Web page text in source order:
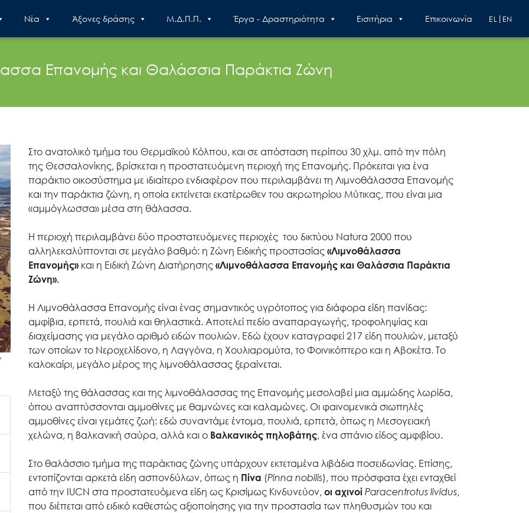
Nέα Άξονες δράσης Μ.Δ.Π.Π. Έργα - Δραστηριότητα Εισιτήρια Επικοινωνία EN
EL
Search
for:
Ο.ΦΥ.ΠΕ.Κ.Α.
Νέα – Δημοσιότητα
Άξονες δράσης
Επανομής και Θαλάσσια Παράκτια Ζώνη
Στο ανατολικό τμήμα του Θερμαϊκού Κόλπου, και σε απόσταση περίπου 30 χλμ. από την πόλη
της Θεσσαλονίκης, βρίσκεται η προστατευόμενη περιοχή της Επανομής. Πρόκειται για ένα
παράκτιο οικοσύστημα με ιδιαίτερο ενδιαφέρον που περιλαμβάνει τη Λιμνοθάλασσα Επανομής
και την παράκτια ζώνη, η οποία εκτείνεται εκατέρωθεν του ακρωτηρίου Μύτικας, που είναι μια
«αμμόγλωσσα» μέσα στη θάλασσα.
Η περιοχή περιλαμβάνει δύο προστατευόμενες περιοχές του δικτύου Natura 2000 που
αλληλεκαλύπτονται σε μεγάλο βαθμό: η Ζώνη Ειδικής προστασίας «Λιμνοθάλασσα
Επανομής» και η Ειδική Ζώνη Διατήρησης «Λιμνοθάλασσα Επανομής και Θαλάσσια Παράκτια
Ζώνη».
Η Λιμνοθάλασσα Επανομής είναι ένας σημαντικός υγρότοπος για διάφορα είδη πανίδας:
αμφίβια, ερπετά, πουλιά και θηλαστικά. Αποτελεί πεδίο αναπαραγωγής, τροφοληψίας και
διαχείμασης για μεγάλο αριθμό ειδών πουλιών. Εδώ έχουν καταγραφεί 217 είδη πουλιών, μεταξύ
των οποίων το Νεροχελίδονο, η Λαγγόνα, η Χουλιαρομύτα, το Φοινικόπτερο και η Αβοκέτα. Το
καλοκαίρι, μεγάλο μέρος της λιμνοθάλασσας ξεραίνεται.
Μεταξύ της θάλασσας και της λιμνοθάλασσας της Επανομής μεσολαβεί μια αμμώδης λωρίδα,
όπου αναπτύσσονται αμμοθίνες με θαμνώνες και καλαμώνες. Οι φαινομενικά σιωπηλές
αμμοθίνες είναι γεμάτες ζωή: εδώ συναντάμε έντομα, πουλιά, ερπετά, όπως η Μεσογειακή
χελώνα, η Βαλκανική σαύρα, αλλά και ο Βαλκανικός πηλοβάτης, ένα σπάνιο είδος αμφιβίου.
Στο θαλάσσιο τμήμα της παράκτιας ζώνης υπάρχουν εκτεταμένα λιβάδια ποσειδωνίας. Επίσης,
εντοπίζονται αρκετά είδη ασπονδύλων, όπως η Πίνα (Pinna nobilis), που πρόσφατα έχει ενταχθεί
από την IUCN στα προστατευόμενα είδη ως Κρισίμως Κινδυνεύον, οι αχινοί Paracentrotus lividus,
που διέπεται από ειδικό καθεστώς αξιοποίησης για την προστασία των πληθυσμών του και